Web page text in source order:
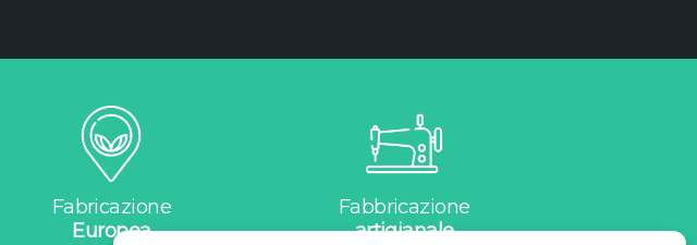
Fabricazione
Europea
Fabbricazione
artigianale